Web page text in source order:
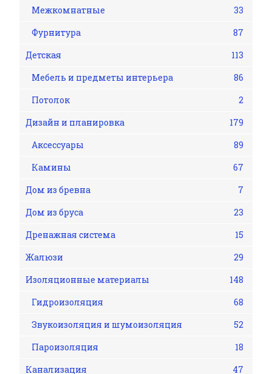
Межкомнатные
33
Фурнитура
87
Детская
113
Мебель и предметы интерьера
86
Потолок
2
Дизайн и планировка
179
Аксессуары
89
Камины
67
Дом из бревна
7
Дом из бруса
23
Дренажная система
15
Жалюзи
29
Изоляционные материалы
148
Гидроизоляция
68
Звукоизоляция и шумоизоляция
52
Пароизоляция
18
Канализация
47